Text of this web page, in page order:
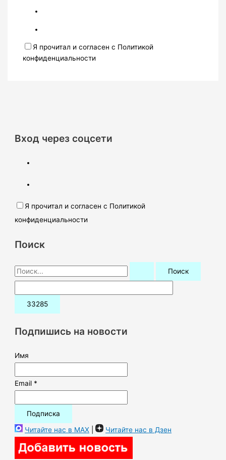
Я прочитал и согласен с Политикой
конфиденциальности
Вход через соцсети
Я прочитал и согласен с Политикой
конфиденциальности
Поиск
П
о
и
:Подпишись на новости
Имя
Email *
Читайте нас в MAX | Читайте нас в Дзен